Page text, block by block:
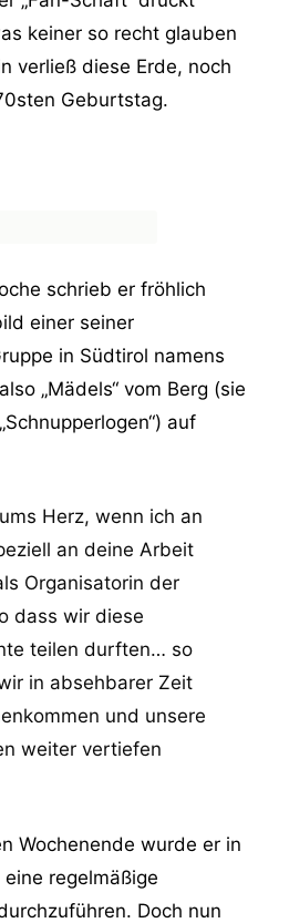
keiner so recht glauben
verließ diese Erde, noch
Geburtstag.
schrieb er fröhlich
einer seiner
in Südtirol namens
„Mädels“ vom Berg (sie
auf
Herz, wenn ich an
an deine Arbeit
Organisatorin der
dass wir diese
teilen durften… so
in absehbarer Zeit
und unsere
weiter vertiefen
Wochenende wurde er in
regelmäßige
Doch nun